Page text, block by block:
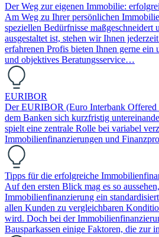
Der Weg zur eigenen Immobilie:
Am Weg zu Ihrer persönlichen
speziellen Bedürfnisse maßgeschneidert
ausgestaltet ist, stehen wir Ihnen
erfahrenen Profis bieten Ihnen gerne ein
und objektives Beratungsservice…
EURIBOR
Der EURIBOR (Euro Interbank Offered
dem Banken sich kurzfristig
spielt eine zentrale Rolle bei variabel
Immobilienfinanzierungen und
Tipps für die erfolgreiche
Auf den ersten Blick mag es so
Immobilienfinanzierung ein
allen Kunden zu vergleichbaren
wird. Doch bei der
Bausparkassen einige Faktoren, die zur